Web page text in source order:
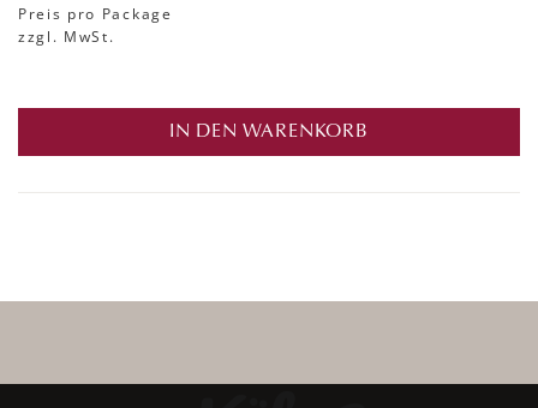
Preis pro Package
zzgl. MwSt.
IN DEN WARENKORB